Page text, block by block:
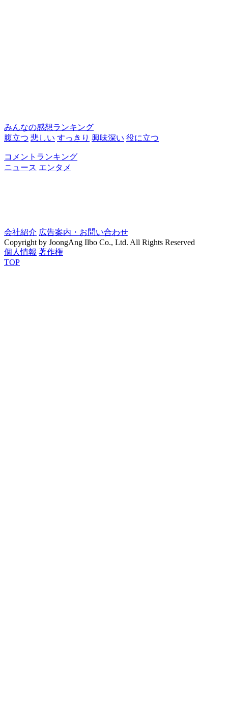
みんなの感想ランキング
腹立つ 悲しい すっきり 興味深い 役に立つ
コメントランキング
ニュース エンタメ
会社紹介 広告案内・お問い合わせ
Copyright by JoongAng Ilbo Co., Ltd. All Rights Reserved
個人情報 著作権
TOP